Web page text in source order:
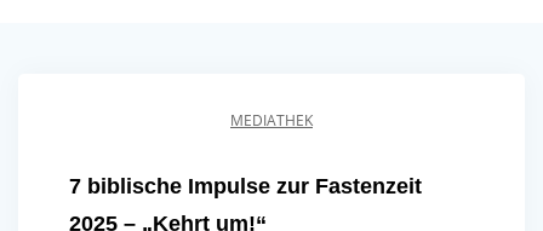
MEDIATHEK
7 biblische Impulse zur Fastenzeit
2025 – „Kehrt um!“